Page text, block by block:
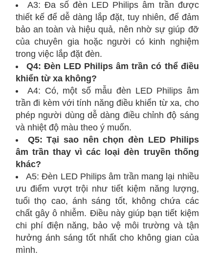
A3: Đa số đèn LED Philips âm trần được
thiết kế để dễ dàng lắp đặt, tuy nhiên, để đảm
bảo an toàn và hiệu quả, nên nhờ sự giúp đỡ
của chuyên gia hoặc người có kinh nghiệm
trong việc lắp đặt đèn.
Q4: Đèn LED Philips âm trần có thể điều
khiển từ xa không?
A4: Có, một số mẫu đèn LED Philips âm
trần đi kèm với tính năng điều khiển từ xa, cho
phép người dùng dễ dàng điều chỉnh độ sáng
và nhiệt độ màu theo ý muốn.
Q5: Tại sao nên chọn đèn LED Philips
âm trần thay vì các loại đèn truyền thống
khác?
A5: Đèn LED Philips âm trần mang lại nhiều
ưu điểm vượt trội như tiết kiệm năng lượng,
tuổi thọ cao, ánh sáng tốt, không chứa các
chất gây ô nhiễm. Điều này giúp bạn tiết kiệm
chi phí điện năng, bảo vệ môi trường và tận
hưởng ánh sáng tốt nhất cho không gian của
mình.